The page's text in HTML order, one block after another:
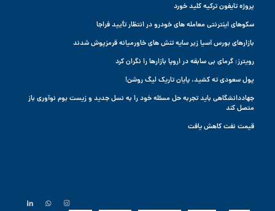
پروژه تایفون ترکیه کلید خورد
سکوهای اینترنتی معامله های خودرو در انتظار تأیید فراجا
بازارهای بورس آسیا زیر سایه تنش های خاورمیانه قرمزپوش شدند
رویترز: گرمای بی سابقه در اروپا بازارها را نگران کرد
پول سعودی ته کشید، پایان تاریک لیگ روشن!
جهاددانشگاهی باید تجربه حل مسئله خود را به نسل جدید و زیست بوم نوآوری باز
متصل کند
قیمت نفت کاهش یافت